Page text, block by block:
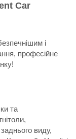
Car
і
професійне
та
виду,